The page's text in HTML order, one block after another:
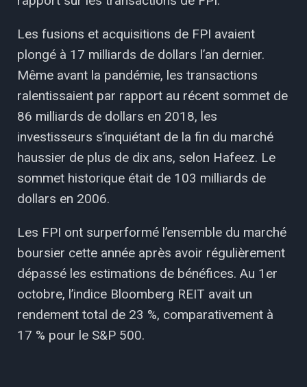
Les fusions et acquisitions de FPI avaient
plongé à 17 milliards de dollars l’an dernier.
Même avant la pandémie, les transactions
ralentissaient par rapport au récent sommet de
86 milliards de dollars en 2018, les
investisseurs s’inquiétant de la fin du marché
haussier de plus de dix ans, selon Hafeez. Le
sommet historique était de 103 milliards de
dollars en 2006.
Les FPI ont surperformé l’ensemble du marché
boursier cette année après avoir régulièrement
dépassé les estimations de bénéfices. Au 1er
octobre, l’indice Bloomberg REIT avait un
rendement total de 23 %, comparativement à
17 % pour le S&P 500.